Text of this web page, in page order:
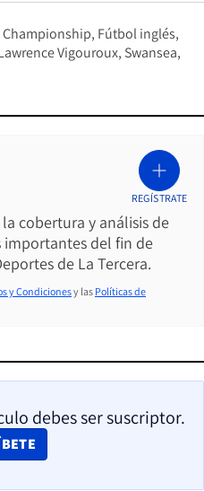
Championship Fútbol inglés
Vigouroux Swansea
cobertura y análisis de
importantes del fin de
de La Tercera.
REGÍSTRATE
y Condicionesy las Políticas de
debes ser suscriptor.
NEW WINDOW